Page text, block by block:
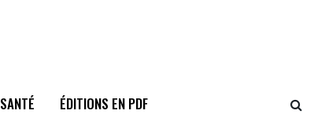
SANTÉ ÉDITIONS EN PDF